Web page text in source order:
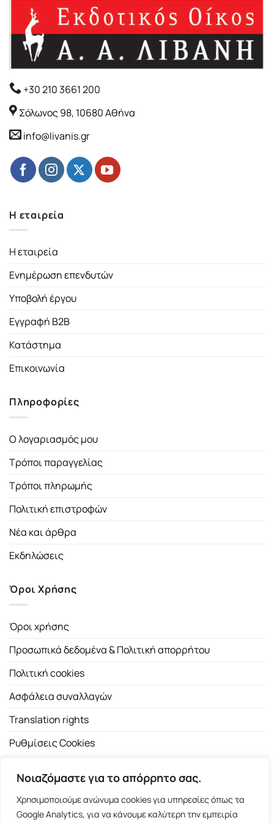
Νοιαζόμαστε για το απόρρητο σας.
Χρησιμοποιούμε ανώνυμα cookies για υπηρεσίες όπως τα
Google Analytics, για να κάνουμε καλύτερη την εμπειρία
+30 210 3661 200
Σόλωνος 98, 10680 Αθήνα
info@livanis.gr
Η εταιρεία
Η εταιρεία
Ενημέρωση επενδυτών
Υποβολή έργου
Εγγραφή B2B
Κατάστημα
Επικοινωνία
Πληροφορίες
Ο λογαριασμός μου
Τρόποι παραγγελίας
Τρόποι πληρωμής
Πολιτική επιστροφών
Νέα και άρθρα
Εκδηλώσεις
Όροι Χρήσης
Όροι χρήσης
Προσωπικά δεδομένα & Πολιτική απορρήτου
Πολιτική cookies
Ασφάλεια συναλλαγών
Translation rights
Ρυθμίσεις Cookies